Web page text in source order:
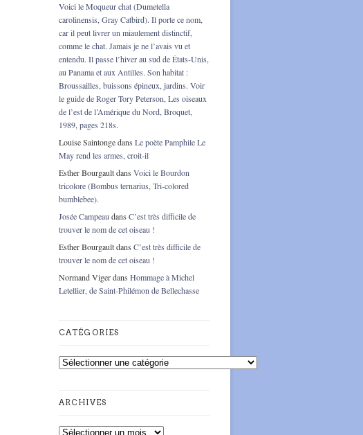
Voici le Moqueur chat (Dumetella
carolinensis, Gray Catbird). Il porte ce nom,
car il peut livrer un miaulement distinctif,
comme le chat. Jamais je ne l’avais vu et
entendu. Il passe l’hiver au sud de États-Unis,
au Panama et aux Antilles. Son habitat :
Broussailles, buissons épineux, jardins. Voir
le guide de Roger Tory Peterson, Les oiseaux
de l’est de l’Amérique du Nord, Broquet,
1989, pages 218s.
Louise Saintongedans Le poète Pamphile Le
May rend les armes, croit-il
Esther Bourgaultdans Voici le Bourdon
tricolore (Bombus ternarius, Tri-colored
bumblebee).
Josée Campeau dans C’est très difficile de
trouver le nom de cet oiseau !
Esther Bourgaultdans C’est très difficile de
trouver le nom de cet oiseau !
Normand Vigerdans Hommage à Michel
Letellier, de Saint-Philémon de Bellechasse
CATÉGORIES
ARCHIVES